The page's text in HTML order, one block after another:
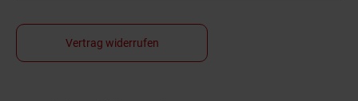
Vertrag widerrufen